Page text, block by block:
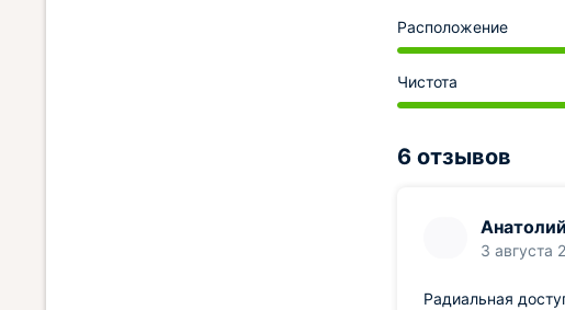
Расположение
Чистота
6 отзывов
Анатолий
3 августа
Радиальная